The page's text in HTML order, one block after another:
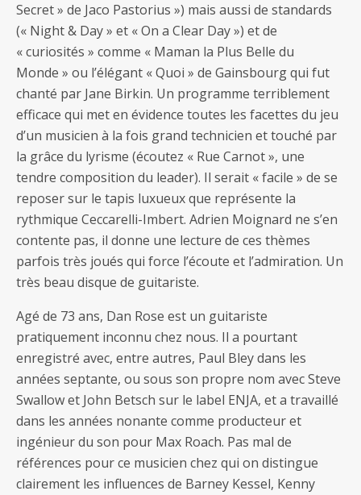
Secret » de Jaco Pastorius ») mais aussi de standards
(« Night & Day » et « On a Clear Day ») et de
« curiosités » comme « Maman la Plus Belle du
Monde » ou l’élégant « Quoi » de Gainsbourg qui fut
chanté par Jane Birkin. Un programme terriblement
efficace qui met en évidence toutes les facettes du jeu
d’un musicien à la fois grand technicien et touché par
la grâce du lyrisme (écoutez « Rue Carnot », une
tendre composition du leader). Il serait « facile » de se
reposer sur le tapis luxueux que représente la
rythmique Ceccarelli-Imbert. Adrien Moignard ne s’en
contente pas, il donne une lecture de ces thèmes
parfois très joués qui force l’écoute et l’admiration. Un
très beau disque de guitariste.
Agé de 73 ans, Dan Rose est un guitariste
pratiquement inconnu chez nous. Il a pourtant
enregistré avec, entre autres, Paul Bley dans les
années septante, ou sous son propre nom avec Steve
Swallow et John Betsch sur le label ENJA, et a travaillé
dans les années nonante comme producteur et
ingénieur du son pour Max Roach. Pas mal de
références pour ce musicien chez qui on distingue
clairement les influences de Barney Kessel, Kenny